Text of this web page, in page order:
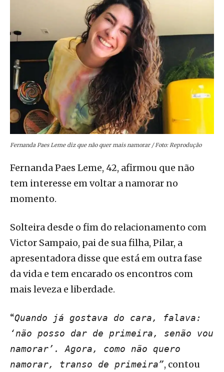
Fernanda Paes Leme diz que não quer mais namorar / Foto: Reprodução
Fernanda Paes Leme, 42, afirmou que não
tem interesse em voltar a namorar no
momento.
Solteira desde o fim do relacionamento com
Victor Sampaio, pai de sua filha, Pilar, a
apresentadora disse que está em outra fase
da vida e tem encarado os encontros com
mais leveza e liberdade.
“Quando já gostava do cara, falava:
‘não posso dar de primeira, senão vou
namorar’. Agora, como não quero
namorar, transo de primeira”, contou